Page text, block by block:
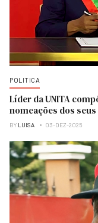
POLITICA
Líder da UNITA
nomeações dos
BY LUISA 03-DEZ-2025